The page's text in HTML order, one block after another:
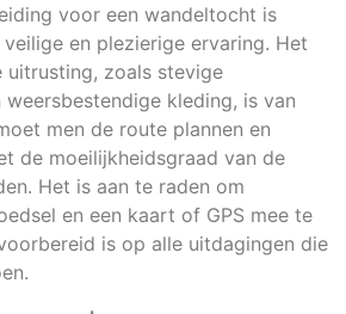
voor een wandeltocht is
en plezierige ervaring. Het
uitrusting, zoals stevige
weersbestendige kleding, is van
men de route plannen en
de moeilijkheidsgraad van de
Het is aan te raden om
en een kaart of GPS mee te
is op alle uitdagingen die